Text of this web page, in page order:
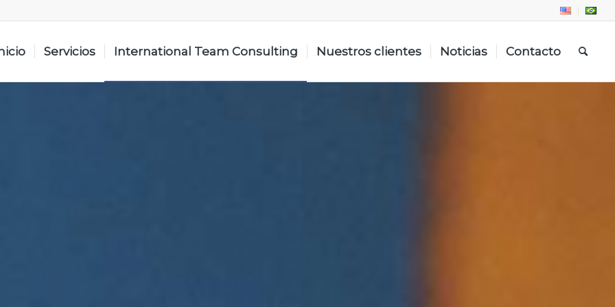
Servicios International Team Consulting Nuestros clientes Noticias Contacto